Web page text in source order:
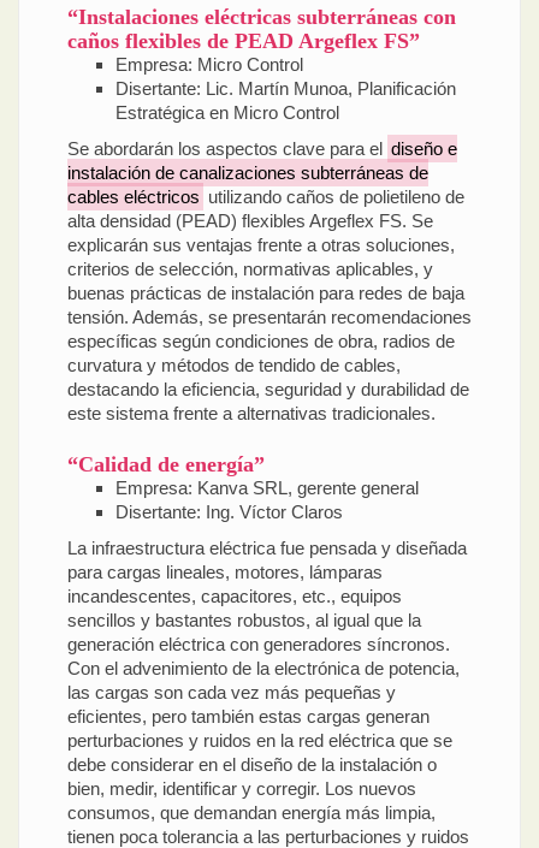
“Instalaciones eléctricas subterráneas con
caños flexibles de PEAD Argeflex FS”
Empresa: Micro Control
Disertante: Lic. Martín Munoa, Planificación
Estratégica en Micro Control
Se abordarán los aspectos clave para el diseño e
instalación de canalizaciones subterráneas de
cables eléctricos utilizando caños de polietileno de
alta densidad (PEAD) flexibles Argeflex FS. Se
explicarán sus ventajas frente a otras soluciones,
criterios de selección, normativas aplicables, y
buenas prácticas de instalación para redes de baja
tensión. Además, se presentarán recomendaciones
específicas según condiciones de obra, radios de
curvatura y métodos de tendido de cables,
destacando la eficiencia, seguridad y durabilidad de
este sistema frente a alternativas tradicionales.
“Calidad de energía”
Empresa: Kanva SRL, gerente general
Disertante: Ing. Víctor Claros
La infraestructura eléctrica fue pensada y diseñada
para cargas lineales, motores, lámparas
incandescentes, capacitores, etc., equipos
sencillos y bastantes robustos, al igual que la
generación eléctrica con generadores síncronos.
Con el advenimiento de la electrónica de potencia,
las cargas son cada vez más pequeñas y
eficientes, pero también estas cargas generan
perturbaciones y ruidos en la red eléctrica que se
debe considerar en el diseño de la instalación o
bien, medir, identificar y corregir. Los nuevos
consumos, que demandan energía más limpia,
tienen poca tolerancia a las perturbaciones y ruidos